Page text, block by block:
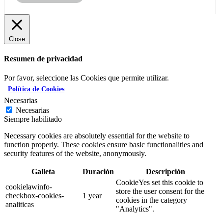
Close
Resumen de privacidad
Por favor, seleccione las Cookies que permite utilizar.
Política de Cookies
Necesarias
Necesarias
Siempre habilitado
Necessary cookies are absolutely essential for the website to
function properly. These cookies ensure basic functionalities and
security features of the website, anonymously.
Galleta Duración
Descripción
cookielawinfo-
checkbox-cookies-
analiticas
1 year
CookieYes set this cookie to
store the user consent for the
cookies in the category
"Analytics".